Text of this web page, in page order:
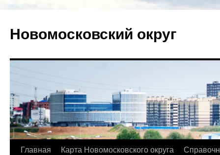
Новомосковский округ
Главная Карта Новомосковского округа